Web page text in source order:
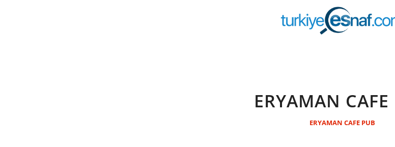
ERYAMAN CAFE
ERYAMAN CAFE PUB